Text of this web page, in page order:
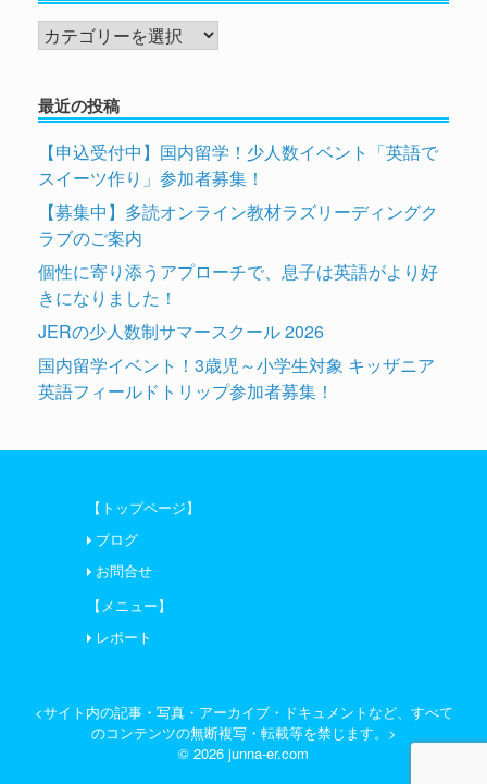
カ
テ
リ
最近の投稿
【申込受付中】国内留学！少人数イベント「英語で
スイーツ作り」参加者募集！
【募集中】多読オンライン教材ラズリーディングク
ラブのご案内
個性に寄り添うアプローチで、息子は英語がより好
きになりました！
JERの少人数制サマースクール 2026
国内留学イベント！3歳児～小学生対象 キッザニア
英語フィールドトリップ参加者募集！
【トップページ】
ブログ
お問合せ
【メニュー】
レポート
<サイト内の記事・写真・アーカイブ・ドキュメントなど、すべて
のコンテンツの無断複写・転載等を禁じます。>
© 2026 junna-er.com